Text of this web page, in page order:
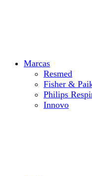
Marcas
Resmed
Fisher &
Philips
Innovo